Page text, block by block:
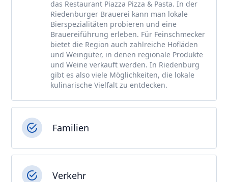
das Restaurant Piazza Pizza & Pasta. In der
Riedenburger Brauerei kann man lokale
Bierspezialitäten probieren und eine
Brauereiführung erleben. Für Feinschmecker
bietet die Region auch zahlreiche Hofläden
und Weingüter, in denen regionale Produkte
und Weine verkauft werden. In Riedenburg
gibt es also viele Möglichkeiten, die lokale
kulinarische Vielfalt zu entdecken.
Familien
Verkehr